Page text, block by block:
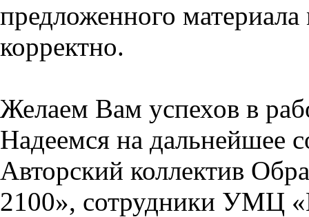
предложенного
корректно.
Желаем Вам успехов в
Надеемся на дальнейшее
Авторский коллектив
2100», сотрудники УМЦ